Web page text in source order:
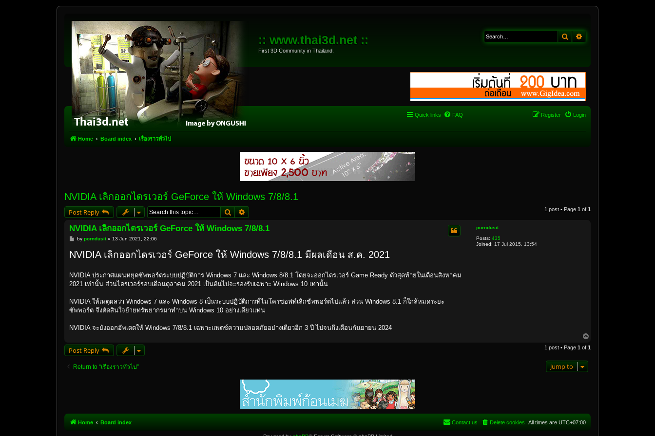
:: www.thai3d.net ::
First 3D Community in Thailand.
Search
Quick links FAQ Login
Register
Home Board index เรื่องราวทั่วไป
NVIDIA เลิกออกไดรเวอร์ GeForce ให้ Windows 7/8/8.1
Post Reply SearchAdvanced search 1 post • Page 1 of 1
porndusit
Posts: 435
Joined: 17 Jul 2015, 13:54
NVIDIA เลิกออกไดรเวอร์ GeForce ให้ Windows 7/8/8.1
Pby porndusit» 13 Jun 2021, 22:06
NVIDIA เลิกออกไดรเวอร์ GeForce ให้ Windows 7/8/8.1 มีผลเดือน ส.ค. 2021
NVIDIA ประกาศแผนหยุดซัพพอร์ตระบบปฏิบัติการ Windows 7 และ Windows 8/8.1 โดยจะออกไดรเวอร์ Game Ready ตัวสุดท้ายในเดือนสิงหาคม
2021 เท่านั้น ส่วนไดรเวอร์รอบเดือนตุลาคม 2021 เป็นต้นไปจะรองรับเฉพาะ Windows 10 เท่านั้น
NVIDIA ให้เหตุผลว่า Windows 7 และ Windows 8 เป็นระบบปฏิบัติการที่ไมโครซอฟท์เลิกซัพพอร์ตไปแล้ว ส่วน Windows 8.1 ก็ใกล้หมดระยะ
ซัพพอร์ต จึงตัดสินใจย้ายทรัพยากรมาทำบน Windows 10 อย่างเดียวแทน
NVIDIA จะยังออกอัพเดตให้ Windows 7/8/8.1 เฉพาะแพตช์ความปลอดภัยอย่างเดียวอีก 3 ปี ไปจนถึงเดือนกันยายน 2024
p
Post Reply 1 post • Page 1 of 1
Return to “เรื่องราวทั่วไป” Jump to
Home Board index All times are UTC+07:00
Delete cookies
Contact us